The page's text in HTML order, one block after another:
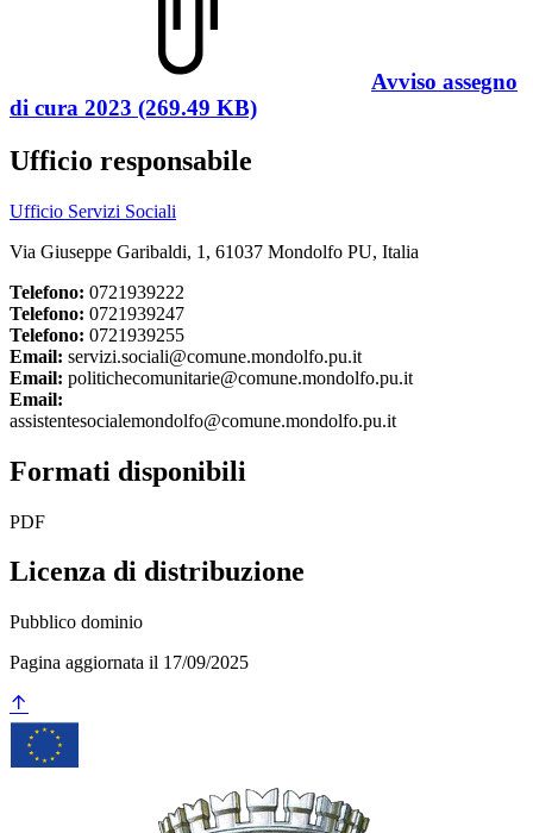
Avviso assegno
di cura 2023 (269.49 KB)
Ufficio responsabile
Ufficio Servizi Sociali
Via Giuseppe Garibaldi, 1, 61037 Mondolfo PU, Italia
Telefono: 0721939222
Telefono: 0721939247
Telefono: 0721939255
Email: servizi.sociali@comune.mondolfo.pu.it
Email: politichecomunitarie@comune.mondolfo.pu.it
Email:
assistentesocialemondolfo@comune.mondolfo.pu.it
Formati disponibili
PDF
Licenza di distribuzione
Pubblico dominio
Pagina aggiornata il 17/09/2025